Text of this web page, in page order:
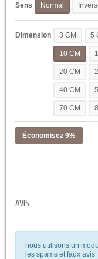
Sens Normal
Dimension 3 CM 5
10 CM
20 CM
40 CM
70 CM
Économisez 9%
AVIS
nous utilisons un
les spams et faux avis